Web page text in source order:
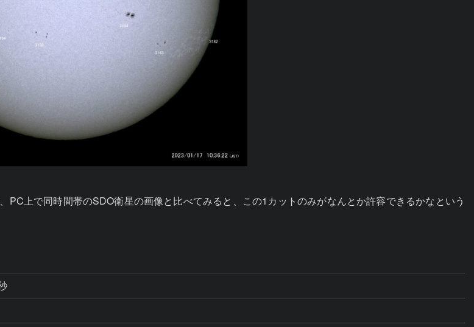
上で同時間帯のSDO衛星の画像と比べてみると、この1カットのみがなんとか許容できるかなという